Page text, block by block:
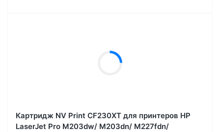
Картридж NV Print CF230XT для принтеров HP
LaserJet Pro M203dw/ M203dn/ M227fdn/